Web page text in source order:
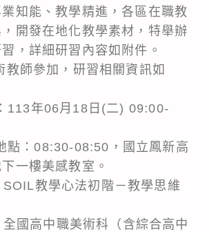
知能、教學精進，各區在職教
開發在地化教學素材，特舉辦
，詳細研習內容如附件。
教師參加，研習相關資訊如
113年06月18日(二) 09:00-
點：08:30-08:50，國立鳳新高
一樓美感教室。
教學心法初階－教學思維
國高中職美術科（含綜合高中